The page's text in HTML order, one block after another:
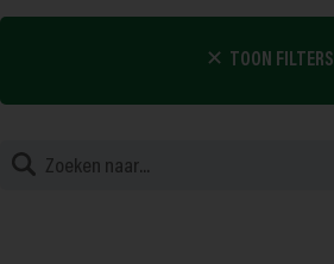
TOON FILTERS